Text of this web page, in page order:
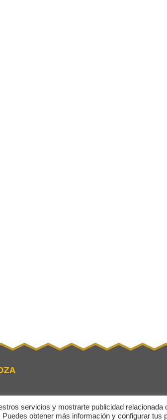
servicios y mostrarte publicidad relacionada
obtener más información y configurar tus